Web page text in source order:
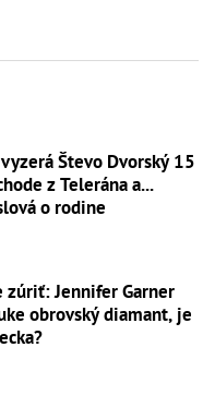
Števo Dvorský 15
z Telerána a...
o rodine
zúriť: Jennifer Garner
obrovský diamant, je